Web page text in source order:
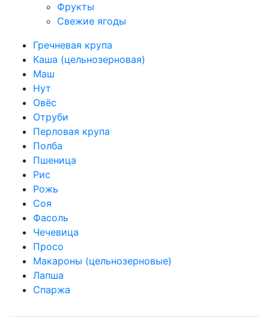
Фрукты
Свежие ягоды
Гречневая крупа
Каша (цельнозерновая)
Маш
Нут
Овёс
Отруби
Перловая крупа
Полба
Пшеница
Рис
Рожь
Соя
Фасоль
Чечевица
Просо
Макароны (цельнозерновые)
Лапша
Спаржа